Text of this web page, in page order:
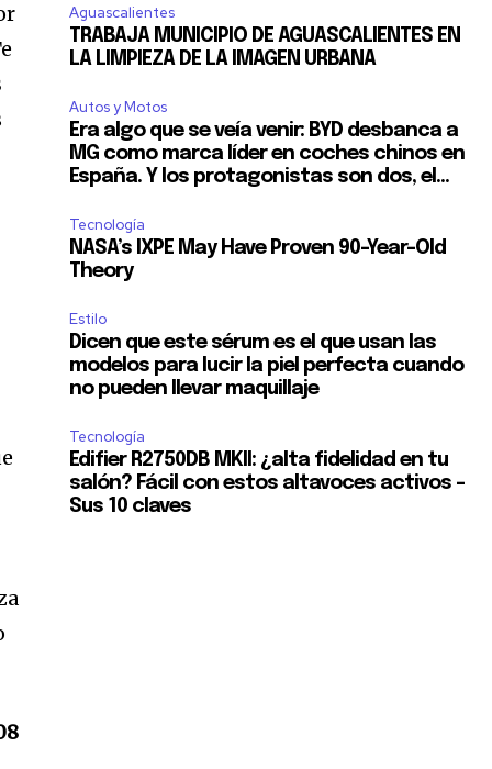
Aguascalientes
TRABAJA MUNICIPIO DE AGUASCALIENTES EN
LA LIMPIEZA DE LA IMAGEN URBANA
Autos y Motos
Era algo que se veía venir: BYD desbanca a
MG como marca líder en coches chinos en
España. Y los protagonistas son dos, el...
Tecnología
NASA’s IXPE May Have Proven 90-Year-Old
Theory
Estilo
Dicen que este sérum es el que usan las
modelos para lucir la piel perfecta cuando
no pueden llevar maquillaje
Tecnología
Edifier R2750DB MKII: ¿alta fidelidad en tu
salón? Fácil con estos altavoces activos –
Sus 10 claves